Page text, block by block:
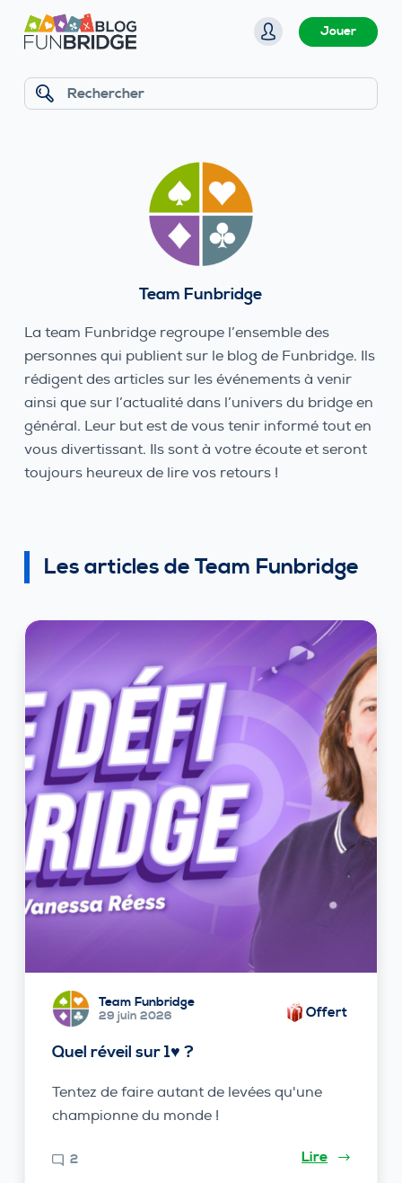
P
a
n
Jouer
Rechercher
Les articles de Team Funbridge
Team Funbridge
29 juin 2026 Offert
Quel réveil sur 1♥ ?
Tentez de faire autant de levées qu'une
championne du monde !
2 Lire
Team Funbridge
La team Funbridge regroupe l’ensemble des
personnes qui publient sur le blog de Funbridge. Ils
rédigent des articles sur les événements à venir
ainsi que sur l’actualité dans l’univers du bridge en
général. Leur but est de vous tenir informé tout en
vous divertissant. Ils sont à votre écoute et seront
toujours heureux de lire vos retours !